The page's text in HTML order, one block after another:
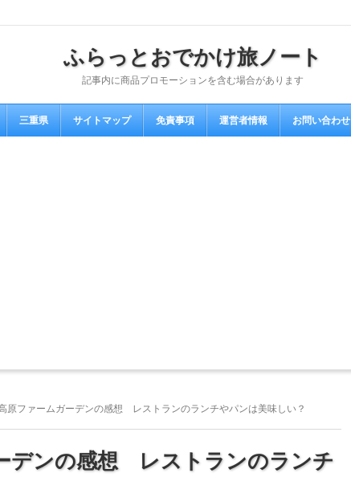
ふらっとおでかけ旅ノート
記事内に商品プロモーションを含む場合があります
三重県 サイトマップ 免責事項 運営者情報 お問い合わせ
原ファームガーデンの感想 レストランのランチやパンは美味しい？
デンの感想 レストランのランチ